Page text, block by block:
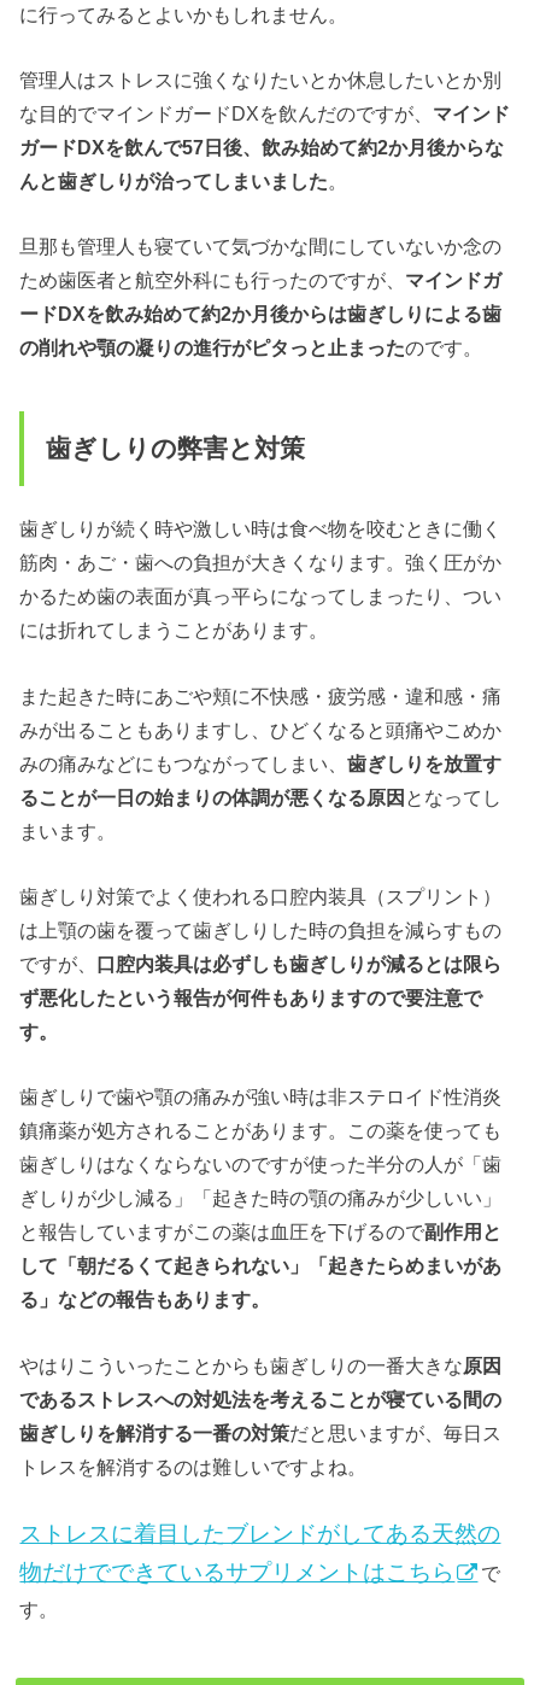
に行ってみるとよいかもしれません。
管理人はストレスに強くなりたいとか休息したいとか別
な目的でマインドガードDXを飲んだのですが、 マインド
ガードDXを飲んで57日後、飲み始めて約2か月後からな
んと歯ぎしりが治ってしまいました。
旦那も管理人も寝ていて気づかな間にしていないか念の
ため歯医者と航空外科にも行ったのですが、 マインドガ
ードDXを飲み始めて約2か月後からは歯ぎしりによる歯
の削れや顎の凝りの進行がピタっと止まったのです。
歯ぎしりの弊害と対策
歯ぎしりが続く時や激しい時は食べ物を咬むときに働く
筋肉・あご・歯への負担が大きくなります。強く圧がか
かるため歯の表面が真っ平らになってしまったり、つい
には折れてしまうことがあります。
また起きた時にあごや頬に不快感・疲労感・違和感・痛
みが出ることもありますし、ひどくなると頭痛やこめか
みの痛みなどにもつながってしまい、歯ぎしり を放置す
ることが一日の始まりの体調が悪くなる原因 となってし
まいます。
歯ぎしり対策でよく使われる口腔内装具（スプリント）
は上顎の歯を覆って歯ぎしりした時の負担を減らすもの
ですが、 口腔内装具は必ずしも歯ぎしりが減るとは限ら
ず悪化したという報告が何件もありますので要注意で
す。
歯ぎしりで歯や顎の痛みが強い時は非ステロイド性消炎
鎮痛薬が処方されることがあります。この薬を使っても
歯ぎしりはなくならないのですが使った半分の人が「歯
ぎしりが少し減る」「起きた時の顎の痛みが少しいい」
と報告していますがこの薬は血圧を下げるので副作用と
して「朝だるくて起きられない」「起きたらめまいがあ
る」などの報告もあります。
やはりこういったことからも歯ぎしりの一番大きな原因
であるストレスへの対処法を考えることが寝ている間の
歯ぎしり を解消する一番の対策だと思いますが、毎日ス
トレスを解消するのは難しいですよね。
ストレスに着目したブレンドがしてある天然の
物だけでできているサプリメントはこちら
で
す。